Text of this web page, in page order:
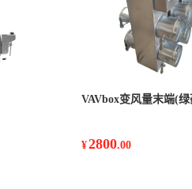
VAVbox变风量末端(
¥2800.00